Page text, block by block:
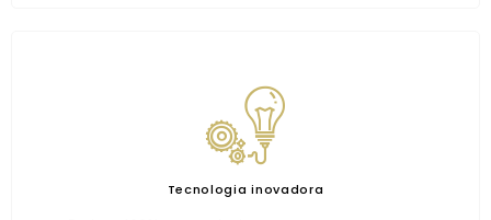
Tecnologia inovadora